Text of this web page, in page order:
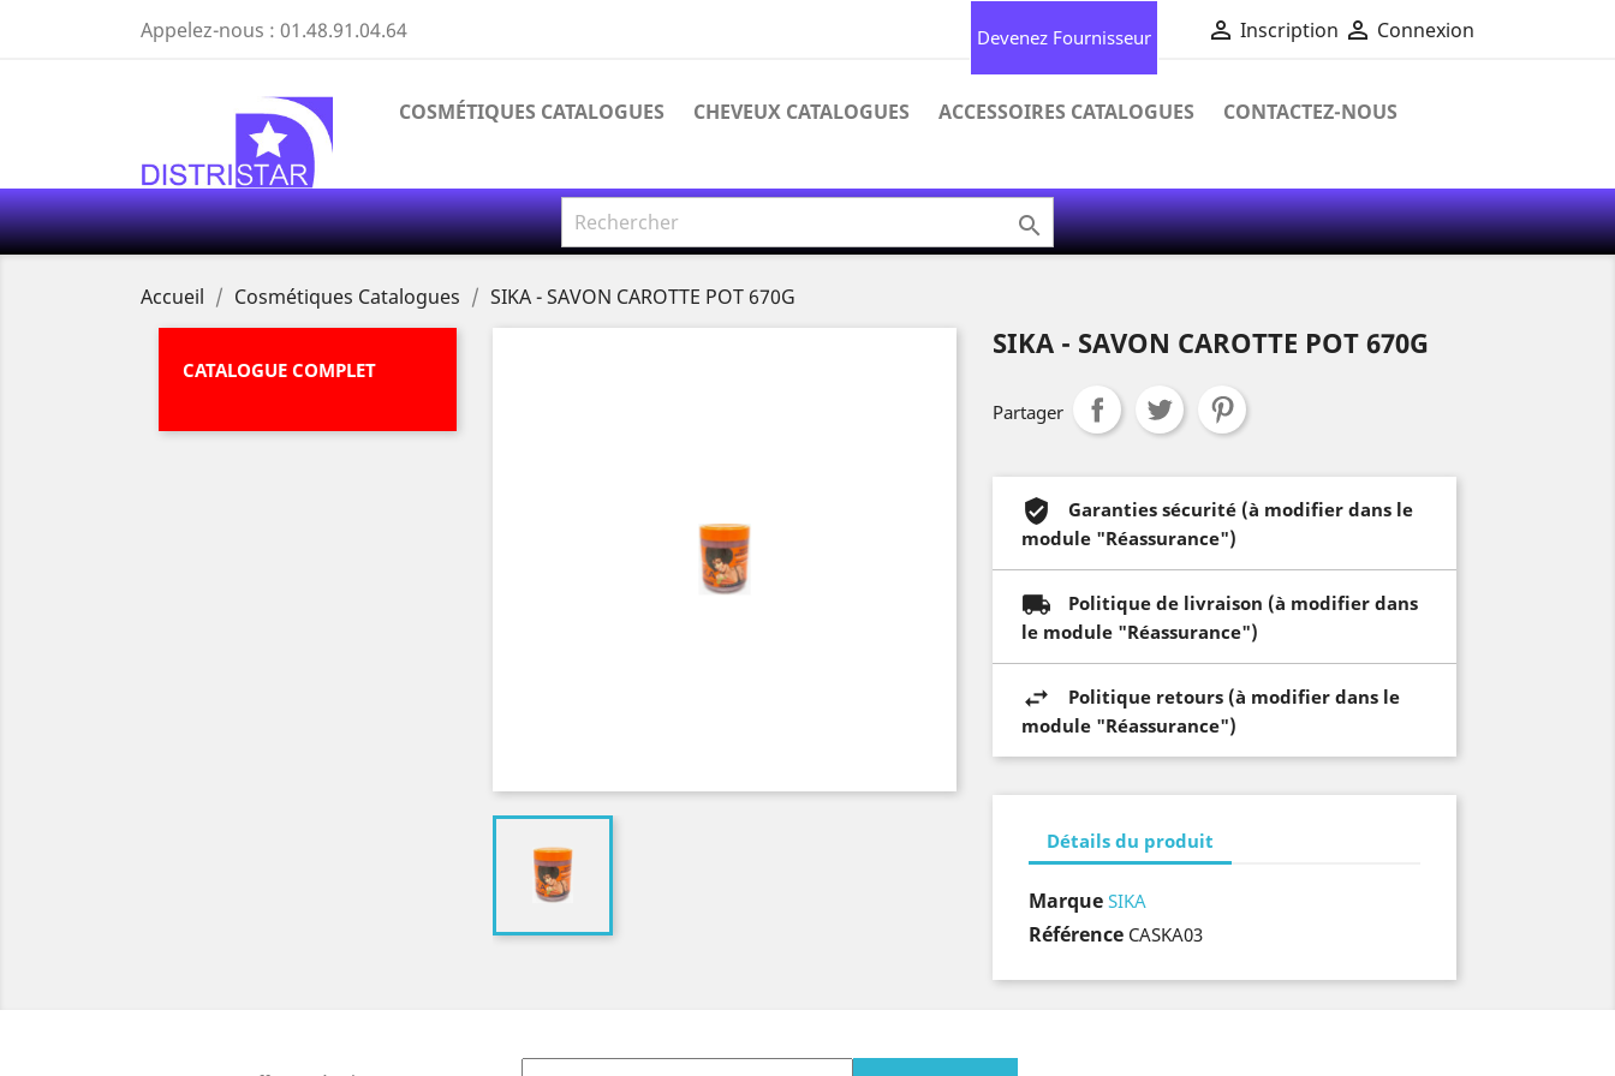
Appelez-nous : 01.48.91.04.64 Devenez Fournisseur  Inscription  Connexion
COSMÉTIQUES CATALOGUES CHEVEUX CATALOGUES ACCESSOIRES CATALOGUES CONTACTEZ-NOUS

Accueil Cosmétiques Catalogues SIKA - SAVON CAROTTE POT 670G
CATALOGUE COMPLET
SIKA - SAVON CAROTTE POT 670G
Partager
Garanties sécurité (à modifier dans le
module "Réassurance")
Politique de livraison (à modifier dans
le module "Réassurance")
Politique retours (à modifier dans le
module "Réassurance")
Détails du produit
Marque SIKA
Référence CASKA03